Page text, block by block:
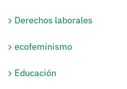
Derechos laborales
ecofeminismo
Educación